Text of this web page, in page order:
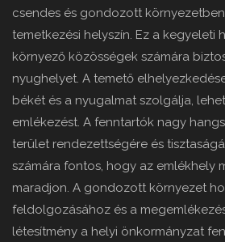
csendes és gondozott
temetkezési helyszín. Ez a kegyeleti
környező közösségek számára
nyughelyet. A temető
békét és a nyugalmat szolgálja,
emlékezést. A fenntartók nagy
terület rendezettségére és
számára fontos, hogy az emlékhely
maradjon. A gondozott környezet
feldolgozásához és a
létesítmény a helyi önkormányzat